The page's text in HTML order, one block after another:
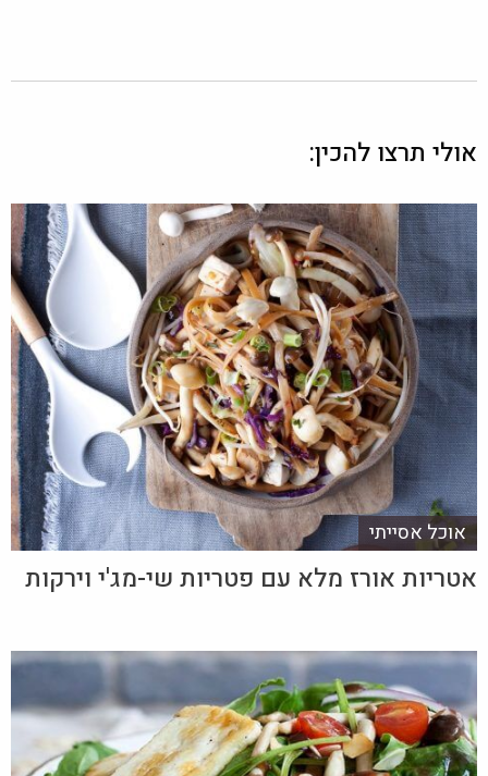
אולי תרצו להכין:
אוכל אסייתי
אטריות אורז מלא עם פטריות שי-מג'י וירקות